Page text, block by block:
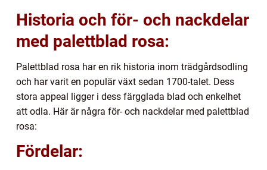
Historia och för- och nackdelar
med palettblad rosa:
Palettblad rosa har en rik historia inom trädgårdsodling
och har varit en populär växt sedan 1700-talet. Dess
stora appeal ligger i dess färgglada blad och enkelhet
att odla. Här är några för- och nackdelar med palettblad
rosa:
Fördelar: